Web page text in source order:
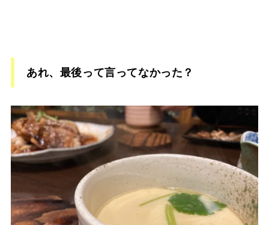
あれ、最後って言ってなかった？